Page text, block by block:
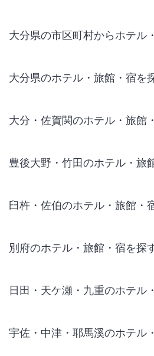
大分県の市区町村からホテル
大分県のホテル・旅館・宿を
大分・佐賀関のホテル・旅館
豊後大野・竹田のホテル・旅
臼杵・佐伯のホテル・旅館・
別府のホテル・旅館・宿を探
日田・天ケ瀬・九重のホテル
宇佐・中津・耶馬溪のホテル